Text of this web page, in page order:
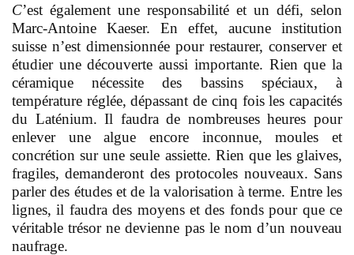
C’est également une responsabilité et un défi, selon
Marc-Antoine Kaeser. En effet, aucune institution
suisse n’est dimensionnée pour restaurer, conserver et
étudier une découverte aussi importante. Rien que la
céramique nécessite des bassins spéciaux, à
température réglée, dépassant de cinq fois les capacités
du Laténium. Il faudra de nombreuses heures pour
enlever une algue encore inconnue, moules et
concrétion sur une seule assiette. Rien que les glaives,
fragiles, demanderont des protocoles nouveaux. Sans
parler des études et de la valorisation à terme. Entre les
lignes, il faudra des moyens et des fonds pour que ce
véritable trésor ne devienne pas le nom d’un nouveau
naufrage.